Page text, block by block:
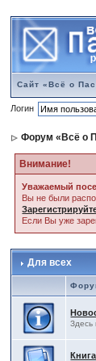
Сайт «Всё о
Логин
Форум «Всё о
Внимание!
Уважаемый
Вы не были
Если Вы уже
Для всех
Здесь